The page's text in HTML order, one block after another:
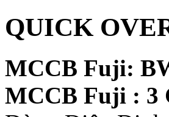
QUICK
MCCB Fuji:
MCCB Fuji : 3